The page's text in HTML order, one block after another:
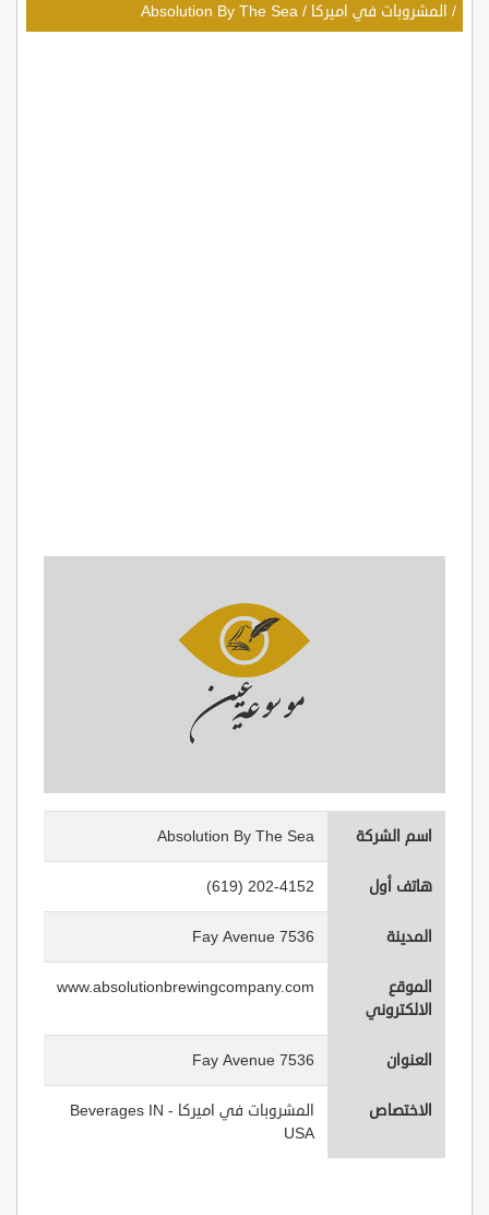
/ المشروبات في اميركا /
Absolution By The Sea
اسم الشركة Absolution By The Sea
هاتف أول (619) 202-4152
المدينة 7536 Fay Avenue
الموقع
الالكتروني
www.absolutionbrewingcompany.com
العنوان 7536 Fay Avenue
الاختصاص
المشروبات في اميركا - Beverages IN
USA